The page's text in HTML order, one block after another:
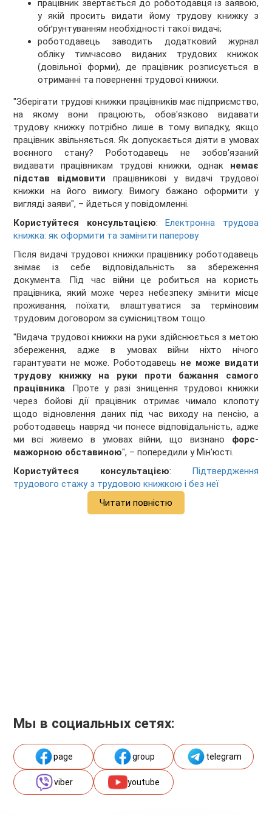
працівник звертається до роботодавця із заявою,
у якій просить видати йому трудову книжку з
обґрунтуванням необхідності такої видачі;
роботодавець заводить додатковий журнал
обліку тимчасово виданих трудових книжок
(довільної форми), де працівник розписується в
отриманні та поверненні трудової книжки.
"Зберігати трудові книжки працівників має підприємство,
на якому вони працюють, обов'язково видавати
трудову книжку потрібно лише в тому випадку, якщо
працівник звільняється. Як допускається діяти в умовах
воєнного стану? Роботодавець не зобов'язаний
видавати працівникам трудові книжки, однак немає
підстав відмовити працівникові у видачі трудової
книжки на його вимогу. Вимогу бажано оформити у
вигляді заяви", – йдеться у повідомленні.
Користуйтеся консультацією:Електронна трудова
книжка: як оформити та замінити паперову
Після видачі трудової книжки працівнику роботодавець
знімає із себе відповідальність за збереження
документа. Під час війни це робиться на користь
працівника, який може через небезпеку змінити місце
проживання, поїхати, влаштуватися за терміновим
трудовим договором за сумісництвом тощо.
"Видача трудової книжки на руки здійснюється з метою
збереження, адже в умовах війни ніхто нічого
гарантувати не може. Роботодавець не може видати
трудову книжку на руки проти бажання самого
працівника. Проте у разі знищення трудової книжки
через бойові дії працівник отримає чимало клопоту
щодо відновлення даних під час виходу на пенсію, а
роботодавець навряд чи понесе відповідальність, адже
ми всі живемо в умовах війни, що визнано форс-
мажорною обставиною", – попередили у Мін'юсті.
Користуйтеся консультацією: Підтвердження
трудового стажу з трудовою книжкою і без неї
Читати повністю
Мы в социальных сетях:
page group telegram
viber youtube